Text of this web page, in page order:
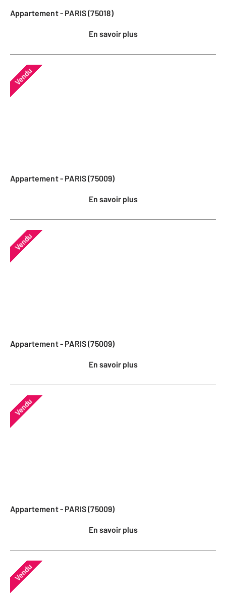
Appartement - PARIS (75018)
En savoir plus
Vendu
Appartement - PARIS (75009)
En savoir plus
Vendu
Appartement - PARIS (75009)
En savoir plus
Vendu
Appartement - PARIS (75009)
En savoir plus
Vendu